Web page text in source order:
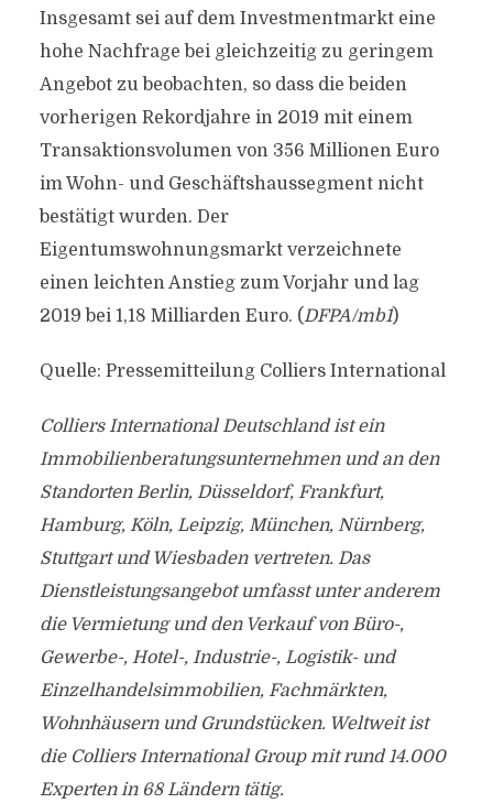
Insgesamt sei auf dem Investmentmarkt eine
hohe Nachfrage bei gleichzeitig zu geringem
Angebot zu beobachten, so dass die beiden
vorherigen Rekordjahre in 2019 mit einem
Transaktionsvolumen von 356 Millionen Euro
im Wohn- und Geschäftshaussegment nicht
bestätigt wurden. Der
Eigentumswohnungsmarkt verzeichnete
einen leichten Anstieg zum Vorjahr und lag
2019 bei 1,18 Milliarden Euro. (DFPA/mb1)
Quelle: Pressemitteilung Colliers International
Colliers International Deutschland ist ein
Immobilienberatungsunternehmen und an den
Standorten Berlin, Düsseldorf, Frankfurt,
Hamburg, Köln, Leipzig, München, Nürnberg,
Stuttgart und Wiesbaden vertreten. Das
Dienstleistungsangebot umfasst unter anderem
die Vermietung und den Verkauf von Büro-,
Gewerbe-, Hotel-, Industrie-, Logistik- und
Einzelhandelsimmobilien, Fachmärkten,
Wohnhäusern und Grundstücken. Weltweit ist
die Colliers International Group mit rund 14.000
Experten in 68 Ländern tätig.